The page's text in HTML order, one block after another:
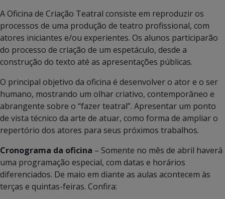
A Oficina de Criação Teatral consiste em reproduzir os
processos de uma produção de teatro profissional, com
atores iniciantes e/ou experientes. Os alunos participarão
do processo de criação de um espetáculo, desde a
construção do texto até as apresentações públicas.
O principal objetivo da oficina é desenvolver o ator e o ser
humano, mostrando um olhar criativo, contemporâneo e
abrangente sobre o “fazer teatral”. Apresentar um ponto
de vista técnico da arte de atuar, como forma de ampliar o
repertório dos atores para seus próximos trabalhos.
Cronograma da oficina – Somente no mês de abril haverá
uma programação especial, com datas e horários
diferenciados. De maio em diante as aulas acontecem às
terças e quintas-feiras. Confira: